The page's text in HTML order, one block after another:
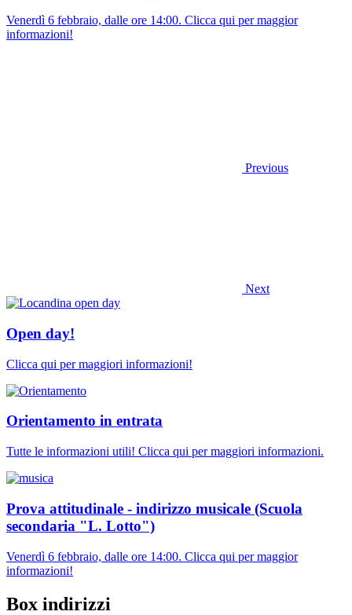
Venerdì 6 febbraio, dalle ore 14:00. Clicca qui per maggior
informazioni!
Previous
Next
Open day!
Clicca qui per maggiori informazioni!
Orientamento in entrata
Tutte le informazioni utili! Clicca qui per maggiori informazioni.
Prova attitudinale - indirizzo musicale (Scuola
secondaria "L. Lotto")
Venerdì 6 febbraio, dalle ore 14:00. Clicca qui per maggior
informazioni!
Box indirizzi